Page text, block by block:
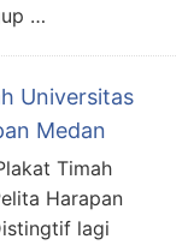
…
Universitas
Medan
Timah
Harapan
lagi